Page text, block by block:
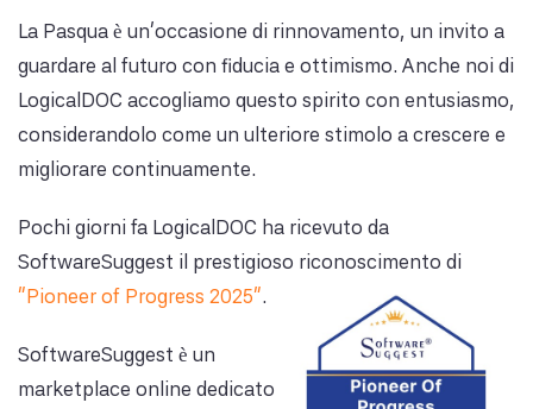
La Pasqua è un'occasione di rinnovamento, un invito a
guardare al futuro con fiducia e ottimismo. Anche noi di
LogicalDOC accogliamo questo spirito con entusiasmo,
considerandolo come un ulteriore stimolo a crescere e
migliorare continuamente.
Pochi giorni fa LogicalDOC ha ricevuto da
SoftwareSuggest il prestigioso riconoscimento di
“Pioneer of Progress 2025”.
SoftwareSuggest è un
marketplace online dedicato